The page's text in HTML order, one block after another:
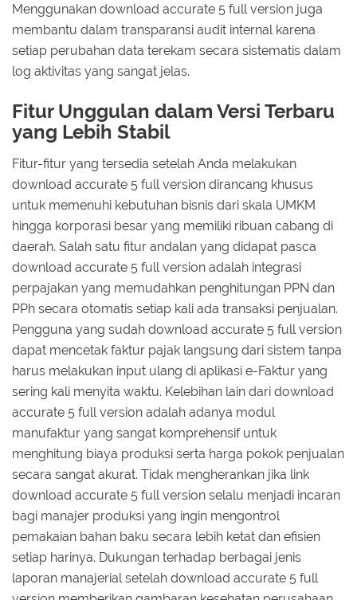
Menggunakan download accurate 5 full version juga
membantu dalam transparansi audit internal karena
setiap perubahan data terekam secara sistematis dalam
log aktivitas yang sangat jelas.
Fitur Unggulan dalam Versi Terbaru
yang Lebih Stabil
Fitur-fitur yang tersedia setelah Anda melakukan
download accurate 5 full version dirancang khusus
untuk memenuhi kebutuhan bisnis dari skala UMKM
hingga korporasi besar yang memiliki ribuan cabang di
daerah. Salah satu fitur andalan yang didapat pasca
download accurate 5 full version adalah integrasi
perpajakan yang memudahkan penghitungan PPN dan
PPh secara otomatis setiap kali ada transaksi penjualan.
Pengguna yang sudah download accurate 5 full version
dapat mencetak faktur pajak langsung dari sistem tanpa
harus melakukan input ulang di aplikasi e-Faktur yang
sering kali menyita waktu. Kelebihan lain dari download
accurate 5 full version adalah adanya modul
manufaktur yang sangat komprehensif untuk
menghitung biaya produksi serta harga pokok penjualan
secara sangat akurat. Tidak mengherankan jika link
download accurate 5 full version selalu menjadi incaran
bagi manajer produksi yang ingin mengontrol
pemakaian bahan baku secara lebih ketat dan efisien
setiap harinya. Dukungan terhadap berbagai jenis
laporan manajerial setelah download accurate 5 full